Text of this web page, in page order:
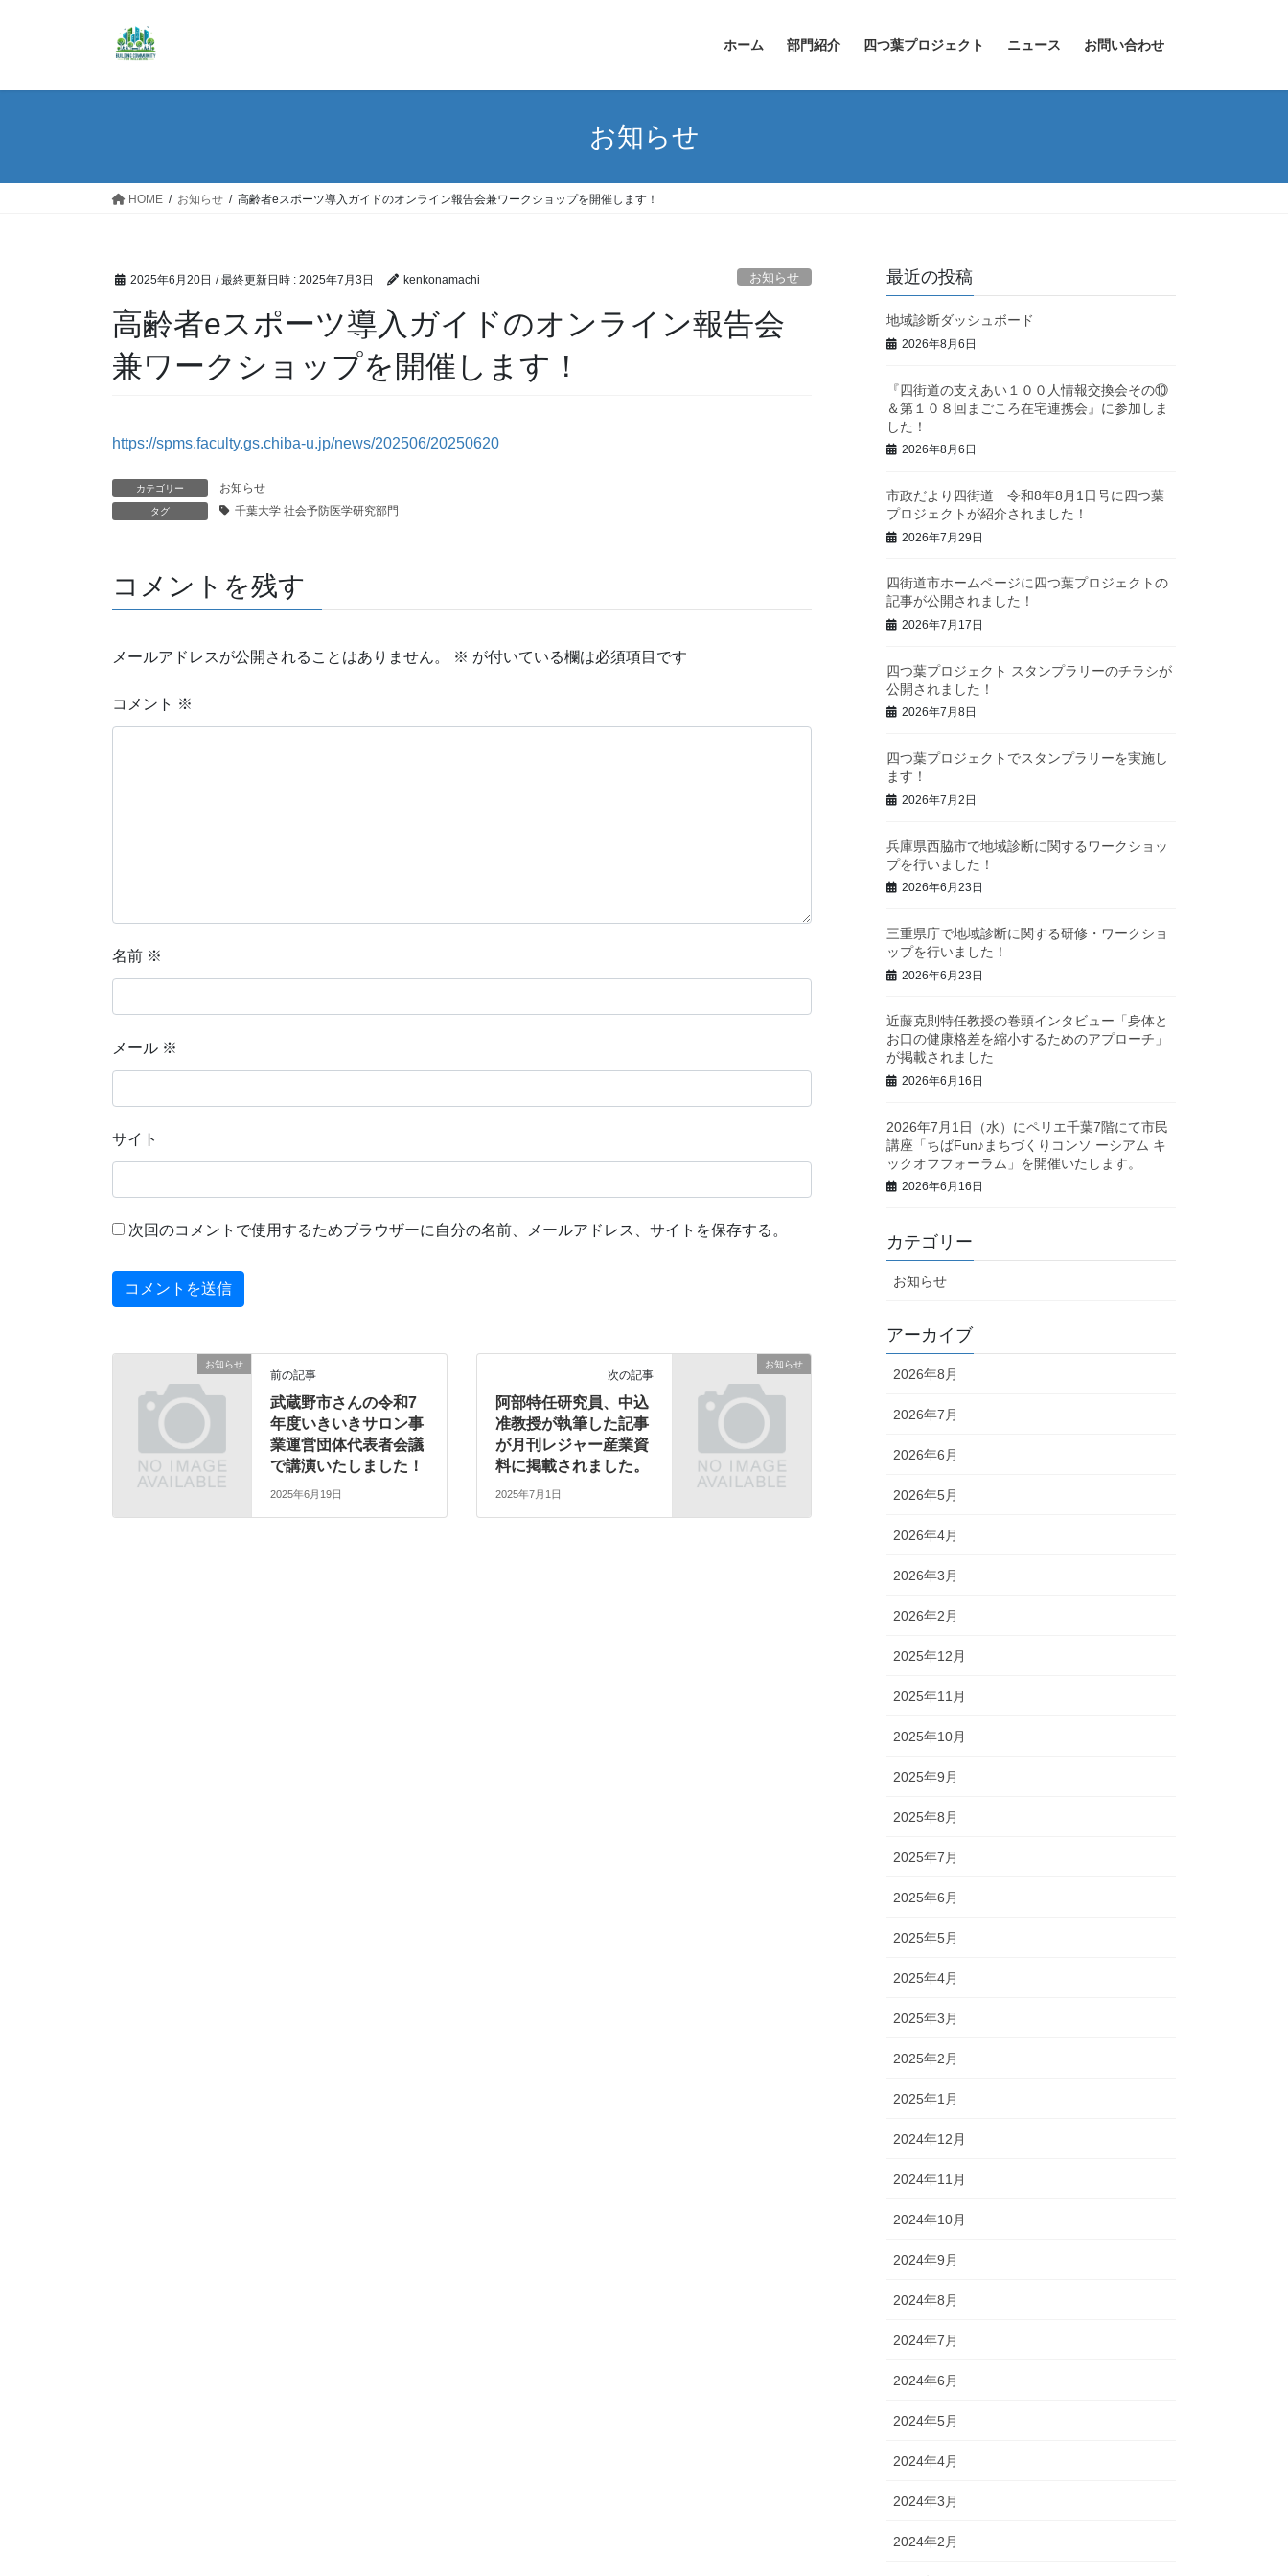
ホーム 部門紹介 四つ葉プロジェクト ニュース お問い合わせ
お知らせ
HOME お知らせ 高齢者eスポーツ導入ガイドのオンライン報告会兼ワークショップを開催します！
2025年6月20日 / 最終更新日時 : 2025年7月3日 kenkonamachi お知らせ
高齢者eスポーツ導入ガイドのオンライン報告会
兼ワークショップを開催します！
https://spms.faculty.gs.chiba-u.jp/news/202506/20250620
カテゴリー お知らせ
タグ 千葉大学 社会予防医学研究部門
コメントを残す
メールアドレスが公開されることはありません。 ※ が付いている欄は必須項目です
コメント ※
名前 ※
メール ※
サイト
次回のコメントで使用するためブラウザーに自分の名前、メールアドレス、サイトを保存する。
お知らせ
前の記事
武蔵野市さんの令和7
年度いきいきサロン事
業運営団体代表者会議
で講演いたしました！
2025年6月19日
お知らせ
次の記事
阿部特任研究員、中込
准教授が執筆した記事
が月刊レジャー産業資
料に掲載されました。
2025年7月1日
最近の投稿
地域診断ダッシュボード
2026年8月6日
『四街道の支えあい１００人情報交換会その⑩
＆第１０８回まごころ在宅連携会』に参加しま
した！
2026年8月6日
市政だより四街道 令和8年8月1日号に四つ葉
プロジェクトが紹介されました！
2026年7月29日
四街道市ホームページに四つ葉プロジェクトの
記事が公開されました！
2026年7月17日
四つ葉プロジェクト スタンプラリーのチラシが
公開されました！
2026年7月8日
四つ葉プロジェクトでスタンプラリーを実施し
ます！
2026年7月2日
兵庫県西脇市で地域診断に関するワークショッ
プを行いました！
2026年6月23日
三重県庁で地域診断に関する研修・ワークショ
ップを行いました！
2026年6月23日
近藤克則特任教授の巻頭インタビュー「身体と
お口の健康格差を縮小するためのアプローチ」
が掲載されました
2026年6月16日
2026年7月1日（水）にペリエ千葉7階にて市民
講座「ちばFun♪まちづくりコンソ ーシアム キ
ックオフフォーラム」を開催いたします。
2026年6月16日
カテゴリー
お知らせ
アーカイブ
2026年8月
2026年7月
2026年6月
2026年5月
2026年4月
2026年3月
2026年2月
2025年12月
2025年11月
2025年10月
2025年9月
2025年8月
2025年7月
2025年6月
2025年5月
2025年4月
2025年3月
2025年2月
2025年1月
2024年12月
2024年11月
2024年10月
2024年9月
2024年8月
2024年7月
2024年6月
2024年5月
2024年4月
2024年3月
2024年2月